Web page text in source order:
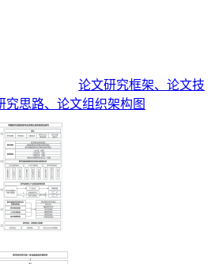
论文研究框架、论文技
思路、论文组织架构图